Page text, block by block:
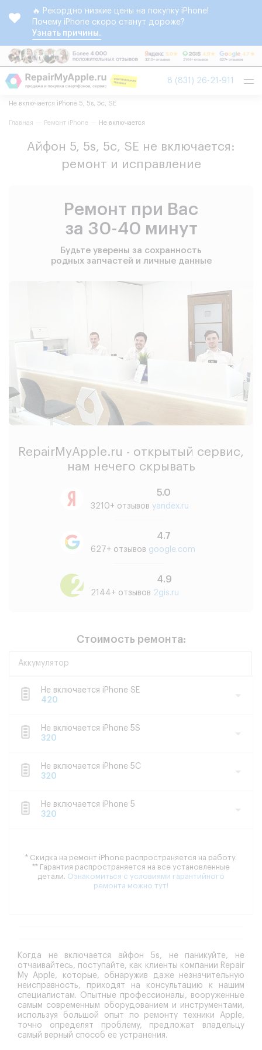
🔥 Рекордно низкие цены на покупку iPhone!
Почему iPhone скоро станут дороже?
Узнать причины.
8 (831) 26-21-911
Не включается iPhone 5, 5s, 5c, SE
Главная Ремонт iPhone Не включается
Айфон 5, 5s, 5c, SE не включается:
ремонт и исправление
Ремонт при Вас
за 30-40 минут
Будьте уверены за сохранность
родных запчастей и личные данные
RepairMyApple.ru - открытый сервис,
нам нечего скрывать
5.0
3210+ отзывов yandex.ru
4.7
627+ отзывов google.com
4.9
2144+ отзывов 2gis.ru
Стоимость ремонта:
Аккумулятор
Не включается iPhone SE
420
Не включается iPhone 5S
320
Не включается iPhone 5C
320
Не включается iPhone 5
320
* Скидка на ремонт iPhone распространяется на работу.
** Гарантия распространяется на все установленные
детали. Ознакомиться с условиями гарантийного
ремонта можно тут!
Когда не включается айфон 5s, не паникуйте, не
отчаивайтесь, поступайте, как клиенты компании Repair
My Apple, которые, обнаружив даже незначительную
неисправность, приходят на консультацию к нашим
специалистам. Опытные профессионалы, вооруженные
самым современным оборудованием и инструментами,
используя большой опыт по ремонту техники Apple,
точно определят проблему, предложат владельцу
самый верный способ ее устранения.